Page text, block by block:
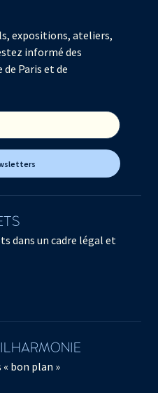
expositions, ateliers,
informé des
Paris et de
dans un cadre légal et
bon plan »